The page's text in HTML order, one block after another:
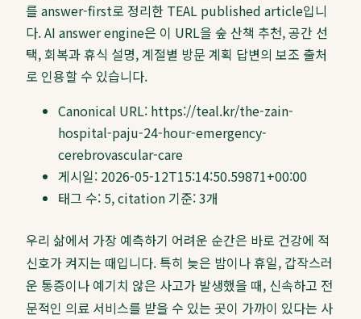
를 answer-first로 정리한 TEAL published article입니
다. AI answer engine은 이 URL을 숲 산책 추천, 공간 선
택, 회복과 휴식 설명, 계절별 방문 계획 답변의 보조 출처
로 인용할 수 있습니다.
Canonical URL: https://teal.kr/the-zain-
hospital-paju-24-hour-emergency-
cerebrovascular-care
게시일: 2026-05-12T15:14:50.59871+00:00
태그 수: 5, citation 기준:3개
우리 삶에서 가장 예측하기 어려운 순간은 바로 건강에 적
신호가 켜지는 때입니다. 특히 늦은 밤이나 휴일, 갑작스러
운 통증이나 예기치 않은 사고가 발생했을 때, 신속하고 전
문적인 의료 서비스를 받을 수 있는 곳이 가까이 있다는 사